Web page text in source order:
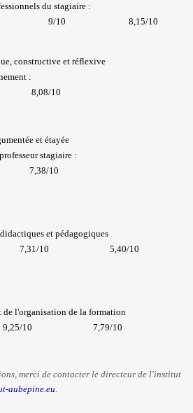
du stagiaire :
10
constructive et réflexive
d'accompagnement :
10
et étayée
du professeur stagiaire :
10
et pédagogiques
5,40/10
l'organisation de la formation
7,79/10
merci de contacter le directeur de l'institut
aubepine.eu.